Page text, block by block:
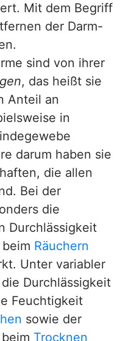
Mit dem Begriff
der Darm-
sind von ihrer
, das heißt sie
Anteil an
in
darum haben sie
die allen
Bei der
die
Durchlässigkeit
Räuchern
Unter variabler
Durchlässigkeit
Feuchtigkeit
sowie der
Trocknen